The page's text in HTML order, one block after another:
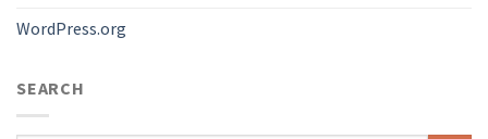
WordPress.org
SEARCH